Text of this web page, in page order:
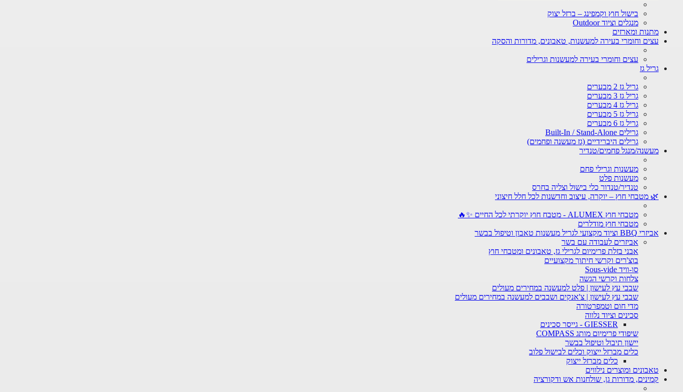
בישול חוץ וקמפינג – ברזל יצוק
מנגלים וציוד Outdoor
מתנות ומארזים
עצים וחומרי בעירה למעשנות, טאבונים, מדורות והסקה
עצים וחומרי בעירה למעשנות וגרילים
גריל גז
גריל גז 2 מבערים
גריל גז 3 מבערים
גריל גז 4 מבערים
גריל גז 5 מבערים
גריל גז 6 מבערים
גרילים Built-In / Stand-Alone
גרילים היברידיים (גז מעשנה ופחמים)
מעשנה/מנגל פחמים/טנדיר
מעשנות וגרילי פחם
מעשנות פלט
טנדיר/טנדור כלי בישול וצליה בחרס
🌿 מטבחי חוץ – יוקרה, עיצוב וחדשנות לכל חלל חיצוני
מטבחי חוץ ALUMEX - מטבח חוץ יוקרתי לכל החיים ✨🔥
מטבחי חוץ מודלרים
אביזרי BBQ וציוד מקצועי לגריל מעשנות טאבון וטיפול בבשר
אביזרים לעבודה עם בשר
אבני בזלת פרימיום לגרילי גז, טאבונים ומטבחי חוץ
בוצ'רים וקרשי חיתוך מקצועיים
סו-וויד Sous-vide
צלחות וקרשי הגשה
שבבי עץ לעישון | פלט למעשנה במחירים מעולים
שבבי עץ לעישון | צ'אנקים ושבבים למעשנה במחירים מעולים
מדי חום וטמפרטורה
סכינים וציוד נלווה
GIESSER - גייסר סכינים
שיפודי פרימיום מותג COMPASS
יישון תיבול וטיפול בבשר
כלים מברזל ייצוק וכלים לבישול פלוב
כלים מברזל ייצוק
טאבונים ומוצרים נילווים
קמינים, מדורות גן, שולחנות אש ודקורציה